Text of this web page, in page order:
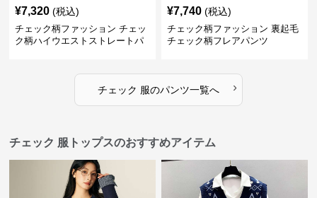
¥7,320 (税込)
チェック柄ファッション チェッ
ク柄ハイウエストストレートパ
¥7,740 (税込)
チェック柄ファッション 裏起毛
チェック柄フレアパンツ
チェック 服のパンツ一覧へ ›
チェック 服トップスのおすすめアイテム